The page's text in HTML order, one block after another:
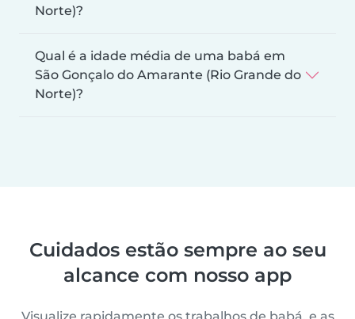
Norte)?
Qual é a idade média de uma babá em
São Gonçalo do Amarante (Rio Grande do
Norte)?
Cuidados estão sempre ao seu
alcance com nosso app